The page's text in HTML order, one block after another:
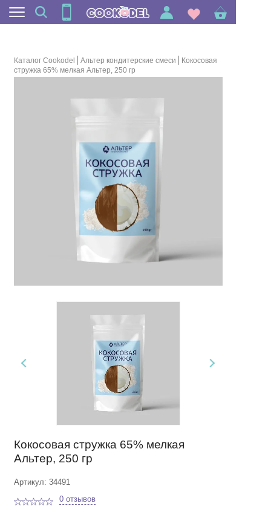
Каталог Cookodel Альтер кондитерские смеси
Кокосовая
стружка 65% мелкая Альтер, 250 гр
Кокосовая стружка 65% мелкая
Альтер, 250 гр
Артикул: 34491
0 отзывов